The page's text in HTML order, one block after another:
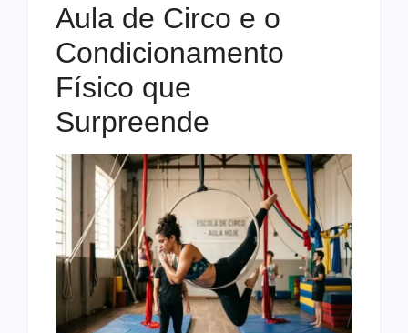
Aula de Circo e o
Condicionamento
Físico que
Surpreende